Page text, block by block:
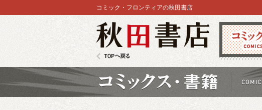
コミックス
コミック・フロンティアの秋田書店